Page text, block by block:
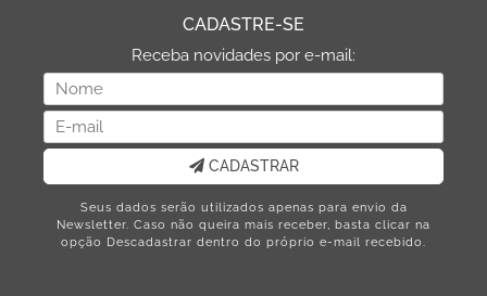
CADASTRE-SE
Receba novidades por e-mail:
CADASTRAR
Seus dados serão utilizados apenas para envio da
Newsletter. Caso não queira mais receber, basta clicar na
opção Descadastrar dentro do próprio e-mail recebido.